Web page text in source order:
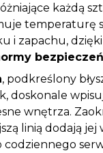
każdą
temperaturę
i zapachu,
, podkreślony
doskonale
wnętrza.
linią dodają jej